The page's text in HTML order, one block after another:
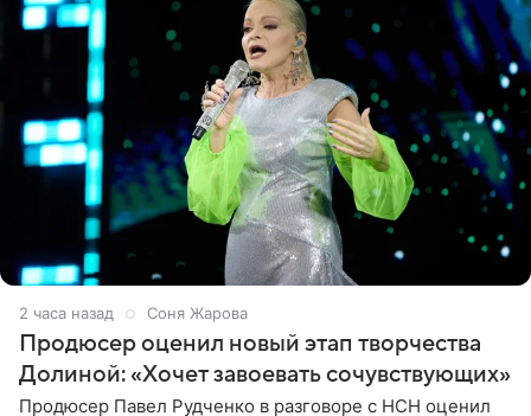
2 часа назад Соня Жарова
Продюсер оценил новый этап творчества
Долиной: «Хочет завоевать сочувствующих»
Продюсер Павел Рудченко в разговоре с НСН оценил